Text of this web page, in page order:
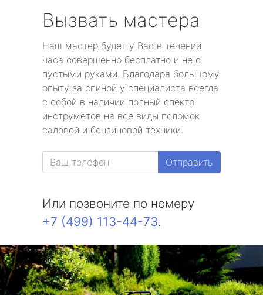
Вызвать мастера
Наш мастер будет у Вас в течении
часа совершенно бесплатно и не с
пустыми руками. Благодаря большому
опыту за спиной у специалиста всегда
с собой в наличии полный спектр
инструметов на все виды поломок
садовой и бензиновой техники.
Отправить
Или позвоните по номеру
+7 (499) 113-44-73.